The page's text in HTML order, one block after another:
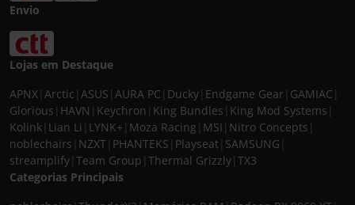
Envio
Lojas em Destaque
APNX Arctic ASUS AURA PC Ducky Endgame Gear GAMIAC
Glorious HAVN Keychron King Bundles King Mod Systems
Kolink Lian Li LYNK+ Moza Racing MSI Nitro Concepts
noblechairs NZXT PHANTEKS Playseat SAMSUNG
streamplify Team Group Thermal Grizzly TX3
Categorias Principais